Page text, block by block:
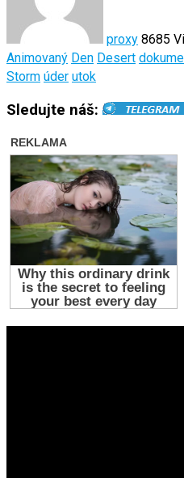
proxy 8685
Animovaný Den Desert
Storm úder utok
Sledujte náš: